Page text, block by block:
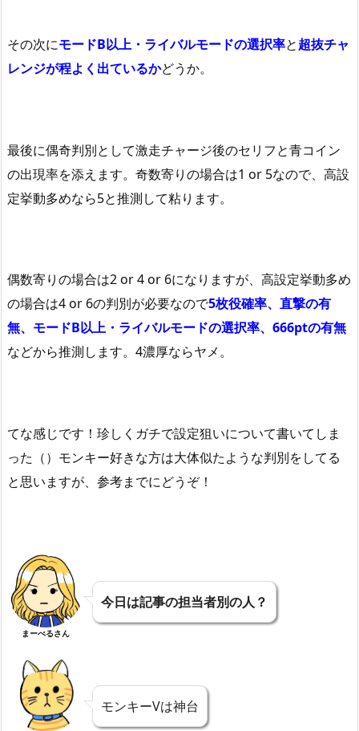
その次にモードB以上・ライバルモードの選択率と超抜チャ
レンジが程よく出ているかどうか。
最後に偶奇判別として激走チャージ後のセリフと青コイン
の出現率を添えます。奇数寄りの場合は1 or 5なので、高設
定挙動多めなら5と推測して粘ります。
偶数寄りの場合は2 or 4 or 6になりますが、高設定挙動多め
の場合は4 or 6の判別が必要なので5枚役確率、直撃の有
無、モードB以上・ライバルモードの選択率、666ptの有無
などから推測します。4濃厚ならヤメ。
てな感じです！珍しくガチで設定狙いについて書いてしま
った（）モンキー好きな方は大体似たような判別をしてる
と思いますが、参考までにどうぞ！
まーべるさん
今日は記事の担当者別の人？
モンキーVは神台